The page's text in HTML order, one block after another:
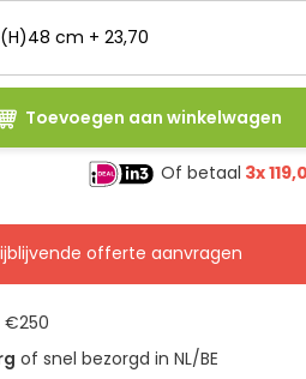
cm + 23,70
Toevoegen aan winkelwagen
Of betaal 3x
offerte aanvragen
€250
of snel bezorgd in NL/BE